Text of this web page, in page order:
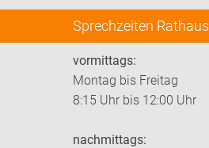
Sprechzeiten Rathaus
vormittags:
Montag bis Freitag
8:15 Uhr bis 12:00 Uhr
nachmittags: